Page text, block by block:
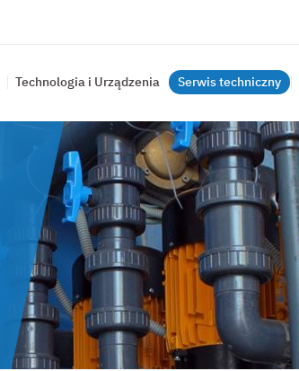
Technologia i Urządzenia Serwis techniczny